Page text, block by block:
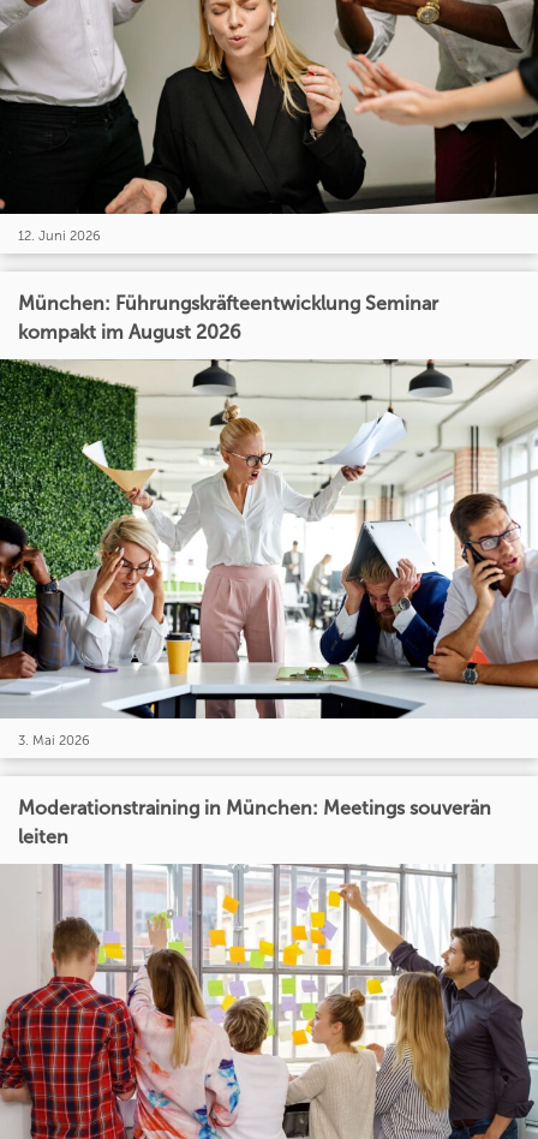
12. Juni 2026
München: Führungskräfteentwicklung Seminar
kompakt im August 2026
3. Mai 2026
Moderationstraining in München: Meetings souverän
leiten